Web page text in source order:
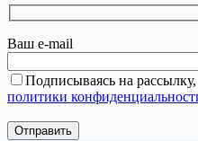
Ваш e-mail
Подписываясь на
политики